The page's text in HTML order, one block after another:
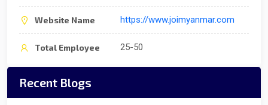
Website Name https://www.joimyanmar.com
Total Employee 25-50
Recent Blogs